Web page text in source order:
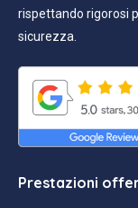
rispettando rigorosi
sicurezza.
Prestazioni